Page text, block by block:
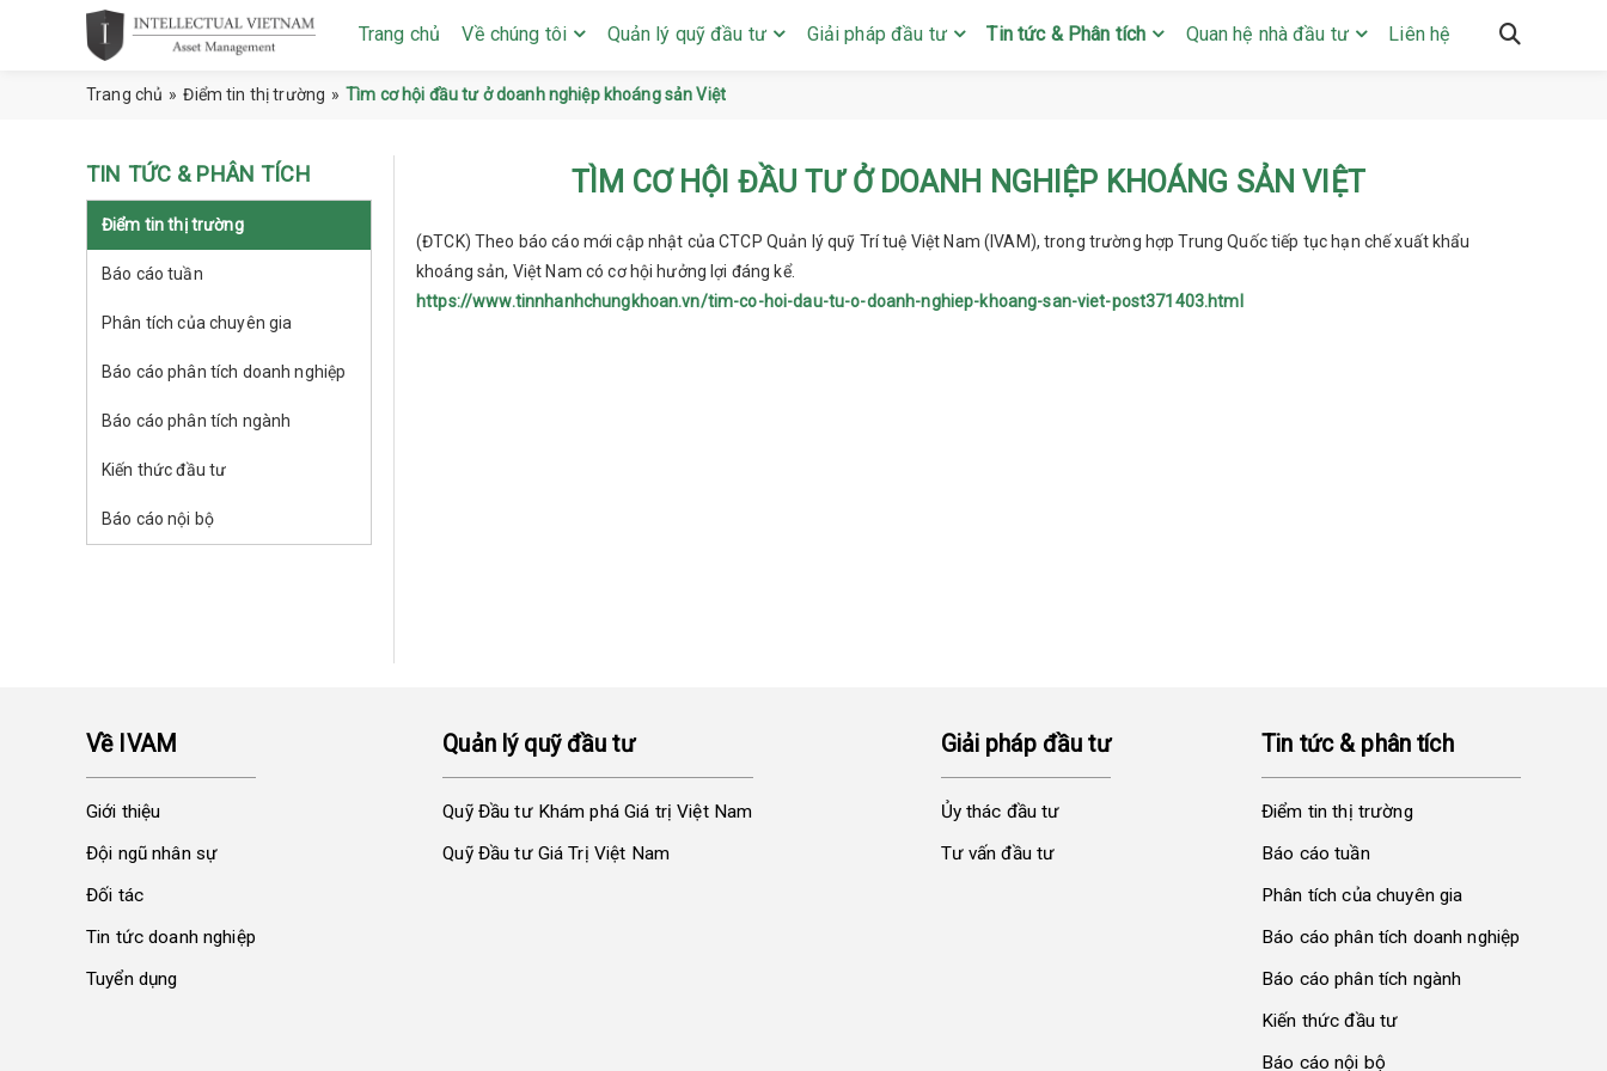
Trang chủ Về chúng tôi Quản lý quỹ đầu tư Giải pháp đầu tư Tin tức & Phân tích Quan hệ nhà đầu tư Liên hệ
Trang chủ » Điểm tin thị trường » Tìm cơ hội đầu tư ở doanh nghiệp khoáng sản Việt
TIN TỨC & PHÂN TÍCH
Điểm tin thị trường
Báo cáo tuần
Phân tích của chuyên gia
Báo cáo phân tích doanh nghiệp
Báo cáo phân tích ngành
Kiến thức đầu tư
Báo cáo nội bộ
TÌM CƠ HỘI ĐẦU TƯ Ở DOANH NGHIỆP KHOÁNG SẢN VIỆT
(ĐTCK) Theo báo cáo mới cập nhật của CTCP Quản lý quỹ Trí tuệ Việt Nam (IVAM), trong trường hợp Trung Quốc tiếp tục hạn chế xuất khẩu
khoáng sản, Việt Nam có cơ hội hưởng lợi đáng kể.
https://www.tinnhanhchungkhoan.vn/tim-co-hoi-dau-tu-o-doanh-nghiep-khoang-san-viet-post371403.html
Về IVAM
Giới thiệu
Đội ngũ nhân sự
Đối tác
Tin tức doanh nghiệp
Tuyển dụng
Quản lý quỹ đầu tư
Quỹ Đầu tư Khám phá Giá trị Việt Nam
Quỹ Đầu tư Giá Trị Việt Nam
Giải pháp đầu tư
Ủy thác đầu tư
Tư vấn đầu tư
Tin tức & phân tích
Điểm tin thị trường
Báo cáo tuần
Phân tích của chuyên gia
Báo cáo phân tích doanh nghiệp
Báo cáo phân tích ngành
Kiến thức đầu tư
Báo cáo nội bộ